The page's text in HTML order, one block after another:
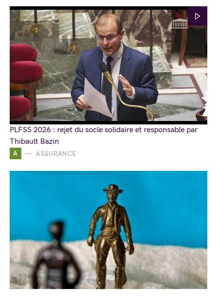
A ASSURANCE
PLFSS 2026 : rejet du socle solidaire et responsable par
Thibault Bazin